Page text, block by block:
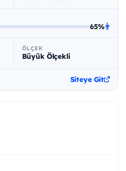
65%
ÖLÇEK
Büyük Ölçekli
Siteye Git